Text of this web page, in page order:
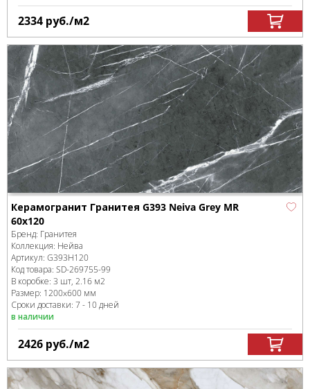
2334 руб./м2
Керамогранит Гранитея G393 Neiva Grey MR
60x120
Бренд: Гранитея
Коллекция: Нейва
Артикул: G393Н120
Код товара: SD-269755-99
В коробке: 3 шт, 2.16 м2
Размер: 1200x600 мм
Сроки доставки: 7 - 10 дней
в наличии
2426 руб./м2